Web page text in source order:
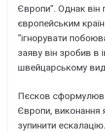
Європи”. Однак він
європейським
“ігнорувати
заяву він зробив в
швейцарському
Пєсков
Європи, виконання
зупинити